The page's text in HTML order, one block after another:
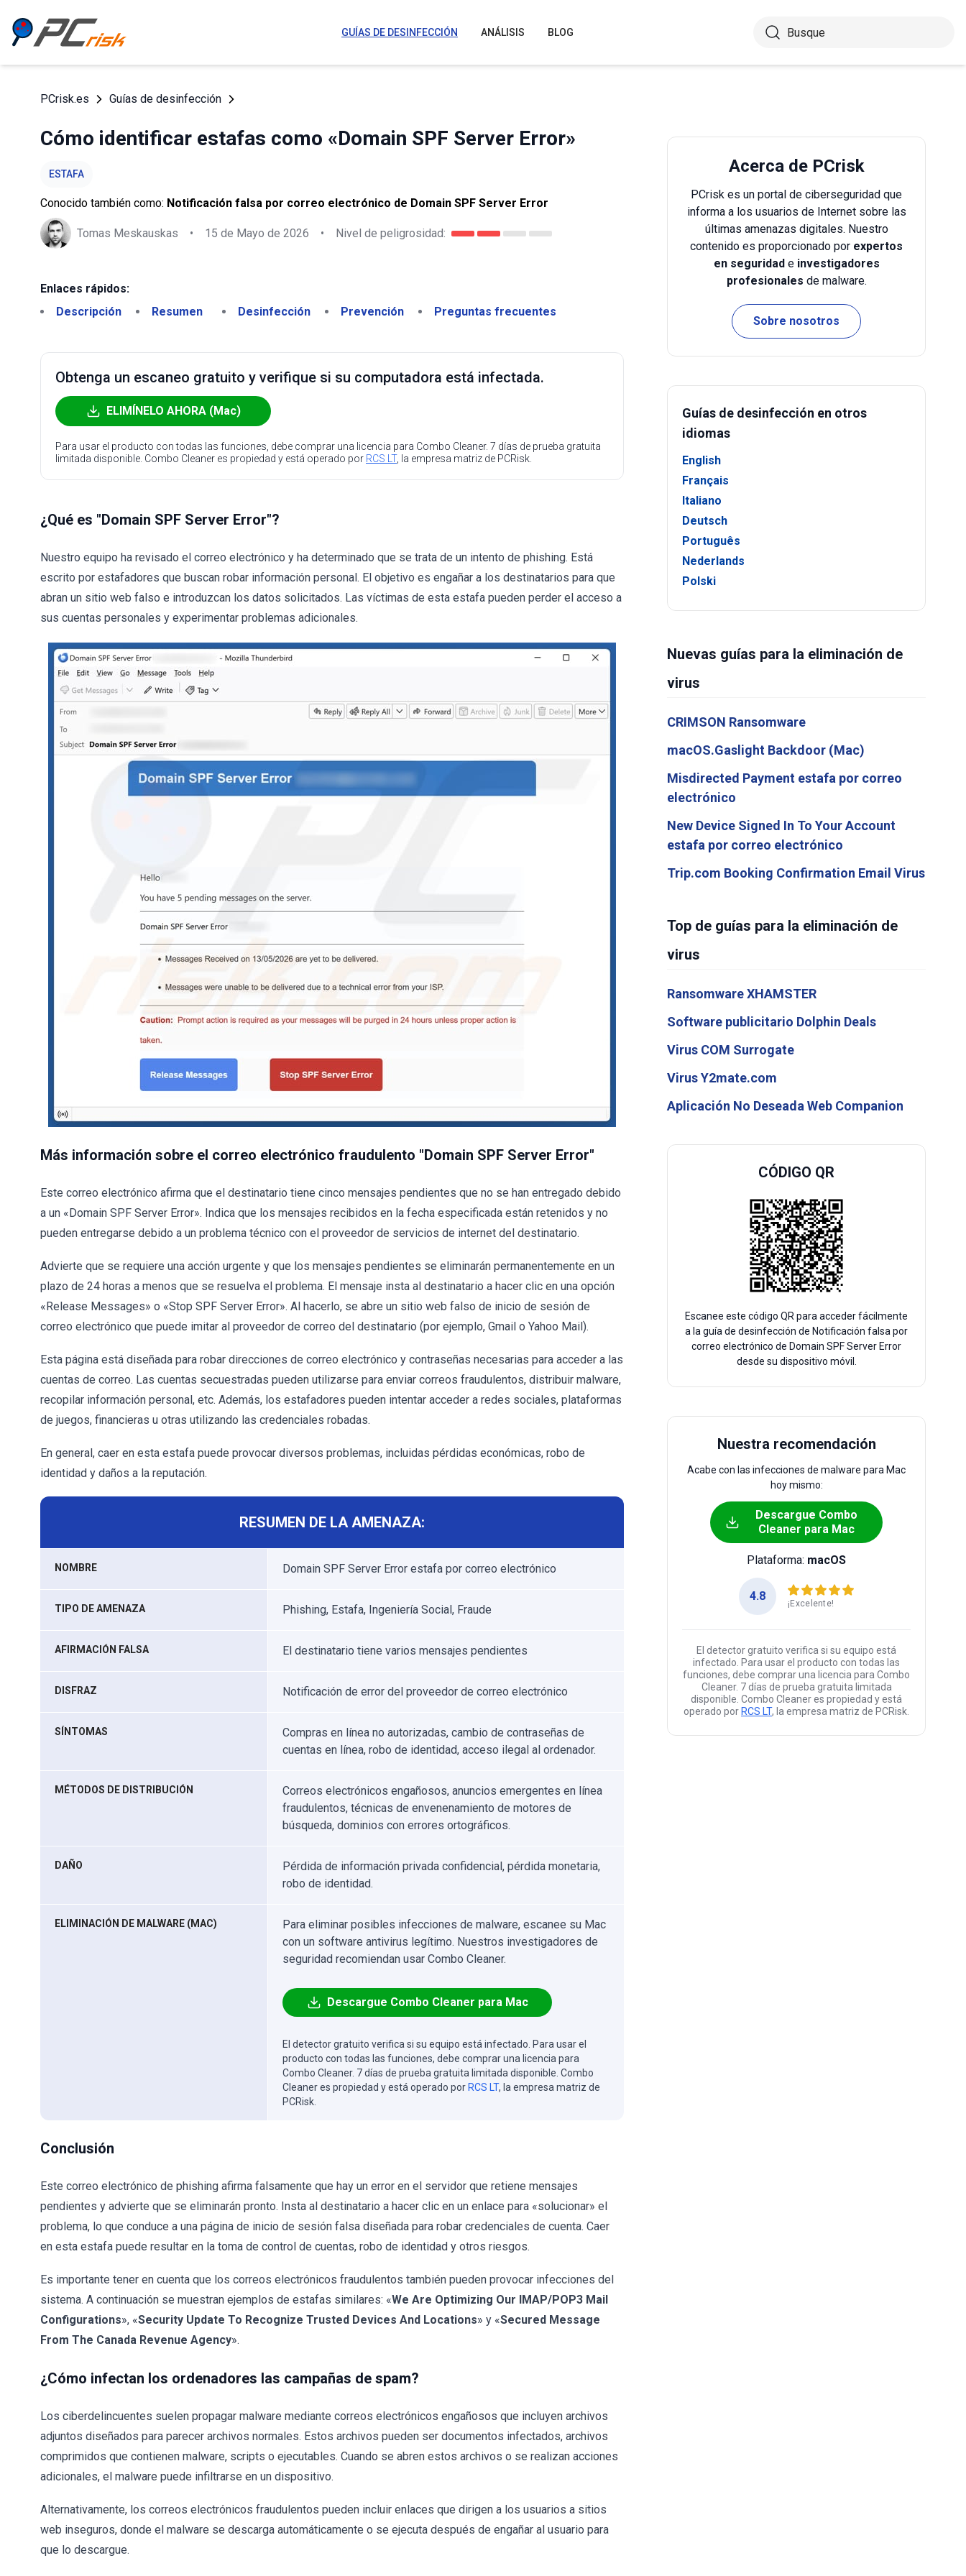
GUÍAS DE DESINFECCIÓN ANÁLISIS BLOG
PCrisk.es Guías de desinfección
Cómo identificar estafas como «Domain SPF Server Error»
ESTAFA
Conocido también como: Notificación falsa por correo electrónico de Domain SPF Server Error
Tomas Meskauskas • 15 de Mayo de 2026 • Nivel de peligrosidad:
Enlaces rápidos:
Descripción
Resumen Desinfección Prevención Preguntas frecuentes
Obtenga un escaneo gratuito y verifique si su computadora está infectada.
ELIMÍNELO AHORA (Mac)
Para usar el producto con todas las funciones, debe comprar una licencia para Combo Cleaner. 7 días de prueba gratuita
limitada disponible. Combo Cleaner es propiedad y está operado por RCS LT, la empresa matriz de PCRisk.
¿Qué es "Domain SPF Server Error"?
Nuestro equipo ha revisado el correo electrónico y ha determinado que se trata de un intento de phishing. Está
escrito por estafadores que buscan robar información personal. El objetivo es engañar a los destinatarios para que
abran un sitio web falso e introduzcan los datos solicitados. Las víctimas de esta estafa pueden perder el acceso a
sus cuentas personales y experimentar problemas adicionales.
Más información sobre el correo electrónico fraudulento "Domain SPF Server Error"
Este correo electrónico afirma que el destinatario tiene cinco mensajes pendientes que no se han entregado debido
a un «Domain SPF Server Error». Indica que los mensajes recibidos en la fecha especificada están retenidos y no
pueden entregarse debido a un problema técnico con el proveedor de servicios de internet del destinatario.
Advierte que se requiere una acción urgente y que los mensajes pendientes se eliminarán permanentemente en un
plazo de 24 horas a menos que se resuelva el problema. El mensaje insta al destinatario a hacer clic en una opción
«Release Messages» o «Stop SPF Server Error». Al hacerlo, se abre un sitio web falso de inicio de sesión de
correo electrónico que puede imitar al proveedor de correo del destinatario (por ejemplo, Gmail o Yahoo Mail).
Esta página está diseñada para robar direcciones de correo electrónico y contraseñas necesarias para acceder a las
cuentas de correo. Las cuentas secuestradas pueden utilizarse para enviar correos fraudulentos, distribuir malware,
recopilar información personal, etc. Además, los estafadores pueden intentar acceder a redes sociales, plataformas
de juegos, financieras u otras utilizando las credenciales robadas.
En general, caer en esta estafa puede provocar diversos problemas, incluidas pérdidas económicas, robo de
identidad y daños a la reputación.
RESUMEN DE LA AMENAZA:
NOMBRE Domain SPF Server Error estafa por correo electrónico
TIPO DE AMENAZA Phishing, Estafa, Ingeniería Social, Fraude
AFIRMACIÓN FALSA El destinatario tiene varios mensajes pendientes
DISFRAZ Notificación de error del proveedor de correo electrónico
SÍNTOMAS
Compras en línea no autorizadas, cambio de contraseñas de
cuentas en línea, robo de identidad, acceso ilegal al ordenador.
MÉTODOS DE DISTRIBUCIÓN
Correos electrónicos engañosos, anuncios emergentes en línea
fraudulentos, técnicas de envenenamiento de motores de
búsqueda, dominios con errores ortográficos.
DAÑO
Pérdida de información privada confidencial, pérdida monetaria,
robo de identidad.
ELIMINACIÓN DE MALWARE (MAC)
Para eliminar posibles infecciones de malware, escanee su Mac
con un software antivirus legítimo. Nuestros investigadores de
seguridad recomiendan usar Combo Cleaner.
Descargue Combo Cleaner para Mac
El detector gratuito verifica si su equipo está infectado. Para usar el
producto con todas las funciones, debe comprar una licencia para
Combo Cleaner. 7 días de prueba gratuita limitada disponible. Combo
Cleaner es propiedad y está operado por RCS LT, la empresa matriz de
PCRisk.
Conclusión
Este correo electrónico de phishing afirma falsamente que hay un error en el servidor que retiene mensajes
pendientes y advierte que se eliminarán pronto. Insta al destinatario a hacer clic en un enlace para «solucionar» el
problema, lo que conduce a una página de inicio de sesión falsa diseñada para robar credenciales de cuenta. Caer
en esta estafa puede resultar en la toma de control de cuentas, robo de identidad y otros riesgos.
Es importante tener en cuenta que los correos electrónicos fraudulentos también pueden provocar infecciones del
sistema. A continuación se muestran ejemplos de estafas similares: «We Are Optimizing Our IMAP/POP3 Mail
Configurations», «Security Update To Recognize Trusted Devices And Locations» y «Secured Message
From The Canada Revenue Agency».
¿Cómo infectan los ordenadores las campañas de spam?
Los ciberdelincuentes suelen propagar malware mediante correos electrónicos engañosos que incluyen archivos
adjuntos diseñados para parecer archivos normales. Estos archivos pueden ser documentos infectados, archivos
comprimidos que contienen malware, scripts o ejecutables. Cuando se abren estos archivos o se realizan acciones
adicionales, el malware puede infiltrarse en un dispositivo.
Alternativamente, los correos electrónicos fraudulentos pueden incluir enlaces que dirigen a los usuarios a sitios
web inseguros, donde el malware se descarga automáticamente o se ejecuta después de engañar al usuario para
que lo descargue.
Acerca de PCrisk
PCrisk es un portal de ciberseguridad que
informa a los usuarios de Internet sobre las
últimas amenazas digitales. Nuestro
contenido es proporcionado por expertos
en seguridade investigadores
profesionales de malware.
Sobre nosotros
Guías de desinfección en otros
idiomas
English
Français
Italiano
Deutsch
Português
Nederlands
Polski
Nuevas guías para la eliminación de
virus
CRIMSON Ransomware
macOS.Gaslight Backdoor (Mac)
Misdirected Payment estafa por correo
electrónico
New Device Signed In To Your Account
estafa por correo electrónico
Trip.com Booking Confirmation Email Virus
Top de guías para la eliminación de
virus
Ransomware XHAMSTER
Software publicitario Dolphin Deals
Virus COM Surrogate
Virus Y2mate.com
Aplicación No Deseada Web Companion
CÓDIGO QR
Escanee este código QR para acceder fácilmente
a la guía de desinfección de Notificación falsa por
correo electrónico de Domain SPF Server Error
desde su dispositivo móvil.
Nuestra recomendación
Acabe con las infecciones de malware para Mac
hoy mismo:
Descargue Combo
Cleaner para Mac
Plataforma: macOS
4.8
¡Excelente!
El detector gratuito verifica si su equipo está
infectado. Para usar el producto con todas las
funciones, debe comprar una licencia para Combo
Cleaner. 7 días de prueba gratuita limitada
disponible. Combo Cleaner es propiedad y está
operado por RCS LT, la empresa matriz de PCRisk.